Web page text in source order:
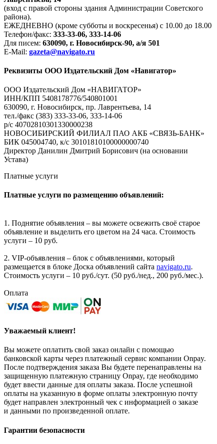
(вход с правой стороны здания Администрации Советского
района).
ЕЖЕДНЕВНО (кроме субботы и воскресенья) с 10.00 до 18.00
Телефон/факс: 333-33-06, 333-14-06
Для писем: 630090, г. Новосибирск-90, а/я 501
E-Mail: gazeta@navigato.ru
Реквизиты ООО Издательский Дом «Навигатор»
ООО Издательский Дом «НАВИГАТОР»
ИНН/КПП 5408178776/540801001
630090, г. Новосибирск, пр. Лаврентьева, 14
тел./факс (383) 333-33-06, 333-14-06
р/с 40702810301330000238
НОВОСИБИРСКИЙ ФИЛИАЛ ПАО АКБ «СВЯЗЬ-БАНК»
БИК 045004740, к/с 30101810100000000740
Директор Данилин Дмитрий Борисович (на основании
Устава)
Платные услуги
Платные услуги по размещению объявлений:
1. Поднятие объявления – вы можете освежить своё старое
объявление и выделить его цветом на 24 часа. Стоимость
услуги – 10 руб.
2. VIP-объявления – блок с объявлениями, который
размещается в блоке Доска объявлений сайта navigato.ru.
Стоимость услуги – 10 руб./сут. (50 руб./нед., 200 руб./мес.).
Оплата
Уважаемый клиент!
Вы можете оплатить свой заказ онлайн с помощью
банковской карты через платежный сервис компании Onpay.
После подтверждения заказа Вы будете перенаправлены на
защищенную платежную страницу Onpay, где необходимо
будет ввести данные для оплаты заказа. После успешной
оплаты на указанную в форме оплаты электронную почту
будет направлен электронный чек с информацией о заказе
и данными по произведенной оплате.
Гарантии безопасности